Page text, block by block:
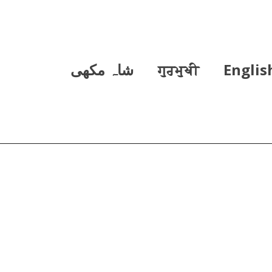
ਗੁਰਮੁਖੀ شاہ مکھی